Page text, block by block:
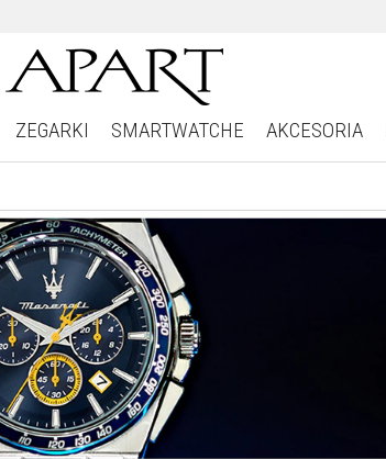
ZEGARKI SMARTWATCHE AKCESORIA